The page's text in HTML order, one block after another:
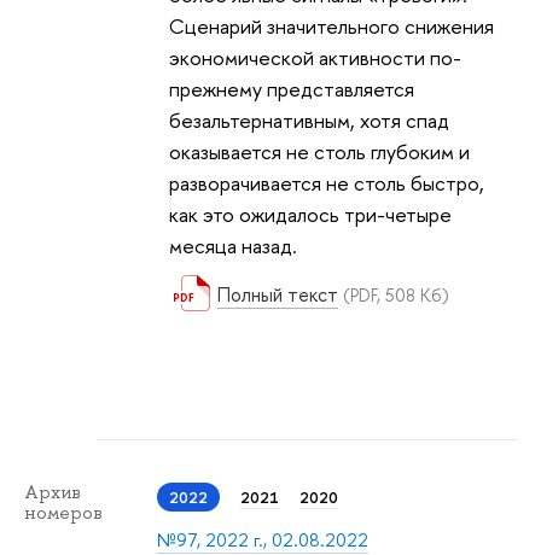
Сценарий значительного снижения
экономической активности по-
прежнему представляется
безальтернативным, хотя спад
оказывается не столь глубоким и
разворачивается не столь быстро,
как это ожидалось три-четыре
месяца назад.
Полный текст (PDF, 508 Кб)
Архив
номеров
2022 2021 2020
№97, 2022 г., 02.08.2022